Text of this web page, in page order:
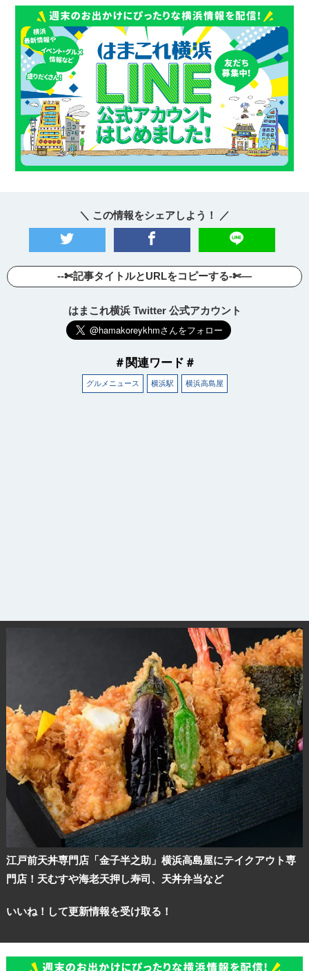
＼ この情報をシェアしよう！ ／
--✄記事タイトルとURLをコピーする-✄—
はまこれ横浜 Twitter 公式アカウント
＃関連ワード＃
グルメニュース 横浜駅 横浜高島屋
江戸前天丼専門店「金子半之助」横浜高島屋にテイクアウト専
門店！天むすや海老天押し寿司、天丼弁当など
いいね！して更新情報を受け取る！